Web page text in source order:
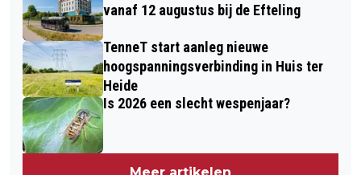
vanaf 12 augustus bij de Efteling
TenneT start aanleg nieuwe
hoogspanningsverbinding in Huis ter
Heide
Is 2026 een slecht wespenjaar?
Meer artikelen